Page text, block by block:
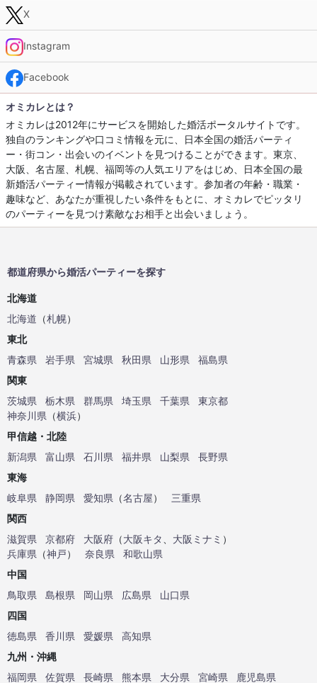
X
Instagram
Facebook
オミカレとは？
オミカレは2012年にサービスを開始した婚活ポータルサイトです。
独自のランキングや口コミ情報を元に、日本全国の婚活パーティ
ー・街コン・出会いのイベントを見つけることができます。東京、
大阪、名古屋、札幌、福岡等の人気エリアをはじめ、日本全国の最
新婚活パーティー情報が掲載されています。参加者の年齢・職業・
趣味など、あなたが重視したい条件をもとに、オミカレでピッタリ
のパーティーを見つけ素敵なお相手と出会いましょう。
都道府県から婚活パーティーを探す
北海道
北海道 （札幌）
東北
青森県
岩手県 宮城県 秋田県 山形県
福島県
関東
茨城県
栃木県 群馬県 埼玉県 千葉県
東京都
神奈川県 （横浜）
甲信越・北陸
新潟県
富山県 石川県 福井県 山梨県
長野県
東海
岐阜県
静岡県 愛知県 （名古屋）
三重県
関西
滋賀県
京都府 大阪府 （大阪キタ 大阪ミナミ ）
兵庫県 （神戸） 奈良県
和歌山県
中国
鳥取県
島根県 岡山県 広島県
山口県
四国
徳島県
香川県 愛媛県
高知県
九州・沖縄
福岡県
佐賀県 長崎県 熊本県 大分県 宮崎県
鹿児島県